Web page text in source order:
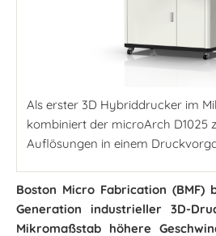
Als erster 3D Hybriddrucker im
kombiniert der microArch D1025
Auflösungen in einem
Boston Micro Fabrication
Generation industrieller 3D-
Mikromaßstab höhere